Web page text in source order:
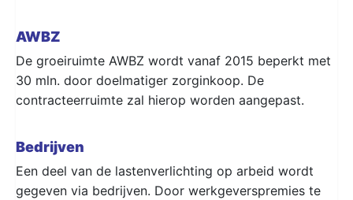
AWBZ
De groeiruimte AWBZ wordt vanaf 2015 beperkt met
30 mln. door doelmatiger zorginkoop. De
contracteerruimte zal hierop worden aangepast.
Bedrijven
Een deel van de lastenverlichting op arbeid wordt
gegeven via bedrijven. Door werkgeverspremies te